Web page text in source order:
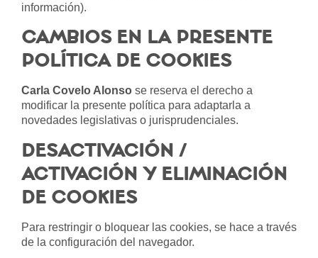
información).
CAMBIOS EN LA PRESENTE
POLÍTICA DE COOKIES
Carla Covelo Alonso se reserva el derecho a
modificar la presente política para adaptarla a
novedades legislativas o jurisprudenciales.
DESACTIVACIÓN /
ACTIVACIÓN Y ELIMINACIÓN
DE COOKIES
Para restringir o bloquear las cookies, se hace a través
de la configuración del navegador.